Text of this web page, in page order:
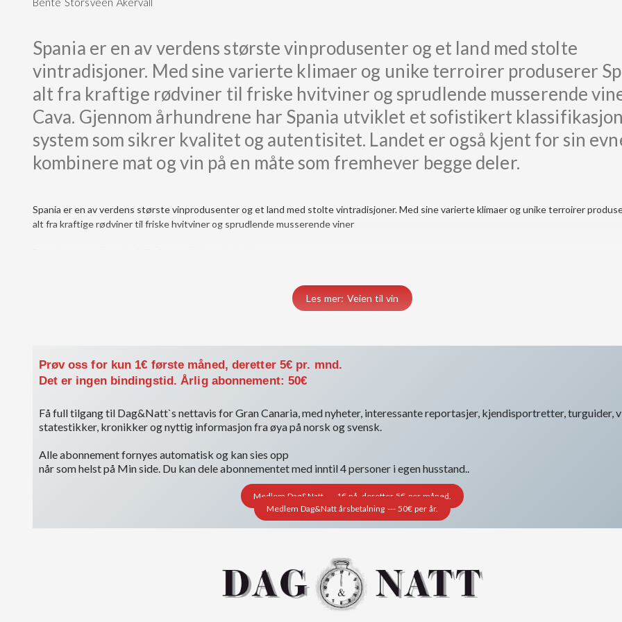
Spania er en av verdens største vinprodusenter og et land med stolte
vintradisjoner. Med sine varierte klimaer og unike terroirer produserer
alt fra kraftige rødviner til friske hvitviner og sprudlende musserende
Cava. Gjennom århundrene har Spania utviklet et sofistikert
system som sikrer kvalitet og autentisitet. Landet er også kjent for sin
kombinere mat og vin på en måte som fremhever begge deler.
Spania er en av verdens største vinprodusenter og et land med stolte vintradisjoner. Med sine varierte klimaer og unike terroirer
alt fra kraftige rødviner til friske hvitviner og sprudlende musserende viner
Les mer: Veien til vin
Prøv oss for kun 1€ første måned, deretter 5€ pr. mnd.
Det er ingen bindingstid. Årlig abonnement: 50€
Få full tilgang til Dag&Natt`s nettavis for Gran Canaria, med nyheter, interessante reportasjer, kjendisportretter, turguider,
statestikker, kronikker og nyttig informasjon fra øya på norsk og svensk.
Alle abonnement fornyes automatisk og kan sies opp
når som helst på Min side. Du kan dele abonnementet med inntil 4 personer i egen husstand..
Medlem Dag&Natt --- 1€ nå, deretter 5€ per måned.
Medlem Dag&Natt årsbetalning --- 50€ per år.